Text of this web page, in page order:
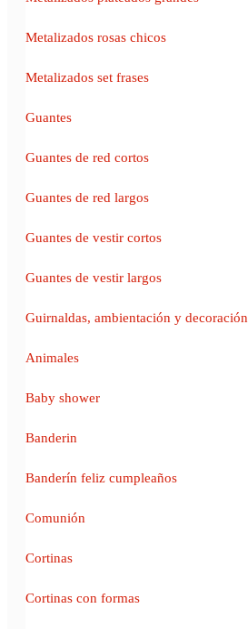
Metalizados rosas chicos
Metalizados set frases
Guantes
Guantes de red cortos
Guantes de red largos
Guantes de vestir cortos
Guantes de vestir largos
Guirnaldas, ambientación y decoración
Animales
Baby shower
Banderin
Banderín feliz cumpleaños
Comunión
Cortinas
Cortinas con formas